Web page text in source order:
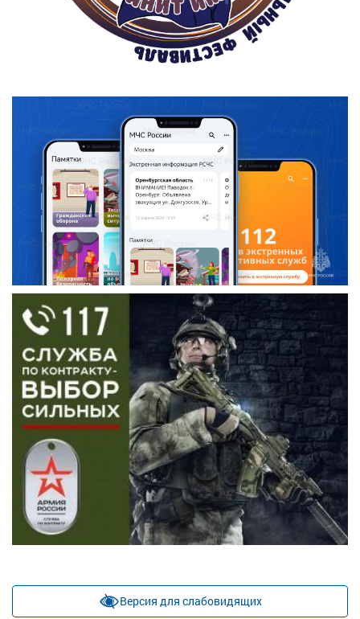
Версия для слабовидящих